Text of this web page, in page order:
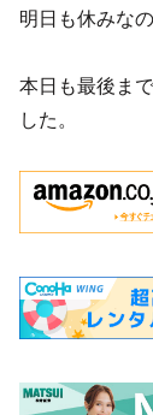
明日も休みな
本日も最後ま
した。